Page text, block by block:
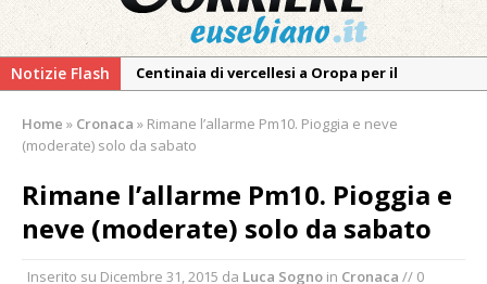
Notizie Flash
Intervento dei vigili del fuoco per un
Asl Vc: arrivano i nuovi totem multifunzionali
Tanti fedeli in duomo per S. Eusebio. Mons.
Baturi: «Quel legame profondo tra le Chiese
Home » Cronaca » Rimane l’allarme Pm10. Pioggia e neve
(moderate) solo da sabato
Rimane l’allarme Pm10. Pioggia e
neve (moderate) solo da sabato
Inserito su Dicembre 31, 2015 da Luca Sogno in Cronaca // 0